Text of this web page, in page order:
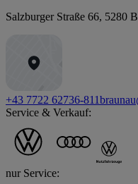
Salzburger Straße 66, 5280
+43 7722 62736-811
Service & Verkauf:
nur Service: